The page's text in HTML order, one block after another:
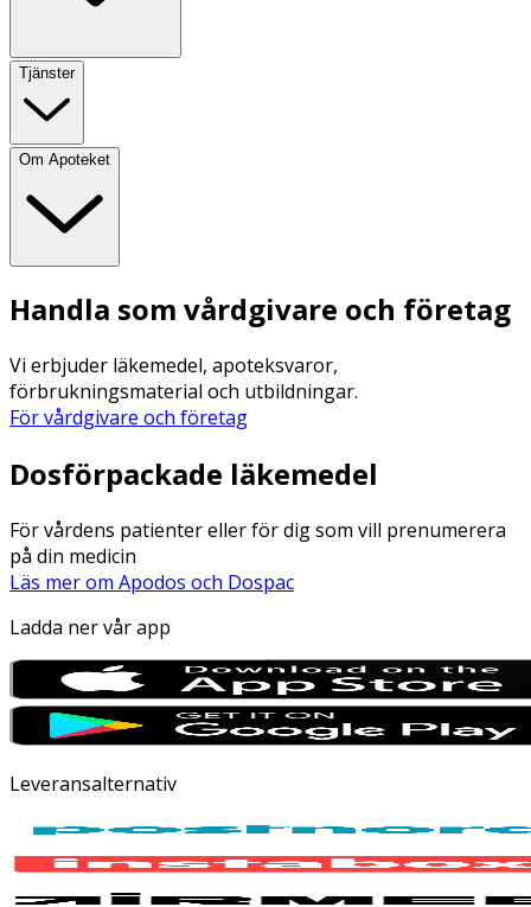
Tjänster
Om Apoteket
Handla som vårdgivare och företag
Vi erbjuder läkemedel, apoteksvaror,
förbrukningsmaterial och utbildningar.
För vårdgivare och företag
Dosförpackade läkemedel
För vårdens patienter eller för dig som vill prenumerera
på din medicin
Läs mer om Apodos och Dospac
Ladda ner vår app
Leveransalternativ